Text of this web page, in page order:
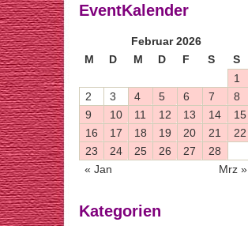
EventKalender
Februar 2026
M
D M D F S S
« Jan Mrz »
1
2
3 4 5 6 7
8
9
10 11 12 13 14
15
16
17 18 19 20 21
22
23
24 25 26 27 28
Kategorien